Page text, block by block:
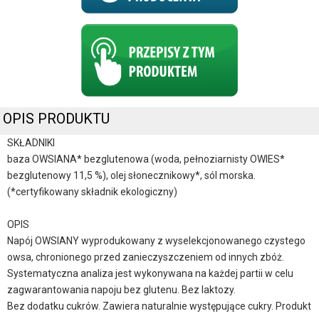
OPIS PRODUKTU
SKŁADNIKI
baza OWSIANA* bezglutenowa (woda, pełnoziarnisty OWIES*
bezglutenowy 11,5 %), olej słonecznikowy*, sól morska.
(*certyfikowany składnik ekologiczny)
OPIS
Napój OWSIANY wyprodukowany z wyselekcjonowanego czystego
owsa, chronionego przed zanieczyszczeniem od innych zbóż.
Systematyczna analiza jest wykonywana na każdej partii w celu
zagwarantowania napoju bez glutenu. Bez laktozy.
Bez dodatku cukrów. Zawiera naturalnie występujące cukry. Produkt